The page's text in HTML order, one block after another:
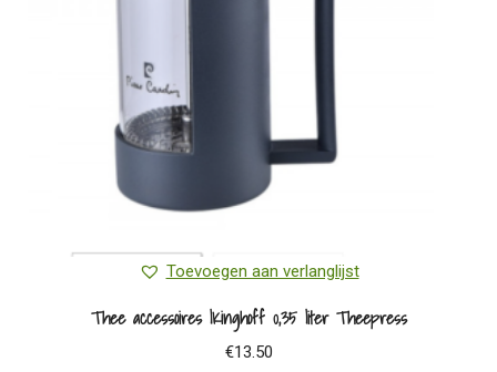
Toevoegen aan verlanglijst
Thee accessoires |Kinghoff 0,35 liter Theepress
€13.50